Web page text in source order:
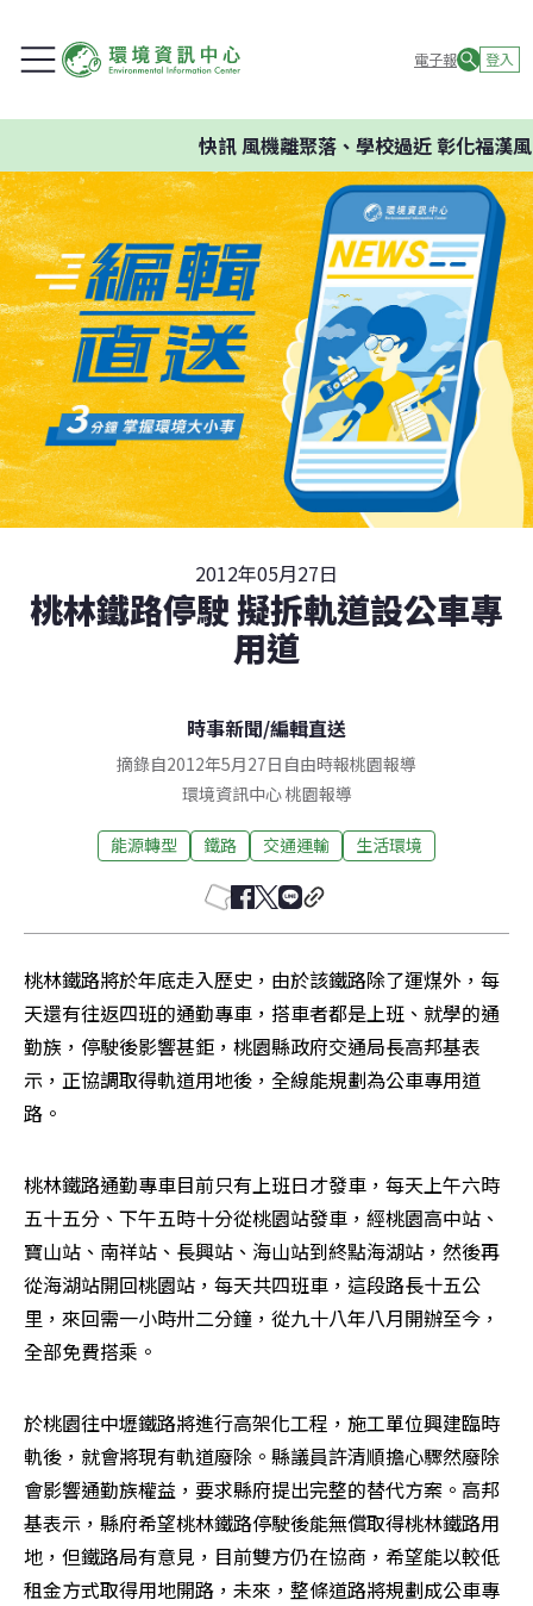
電子報 登入
快訊風機離聚落、學校過近 彰化福漢風
2012年05月27日
桃林鐵路停駛 擬拆軌道設公車專
用道
時事新聞/編輯直送
摘錄自2012年5月27日自由時報桃園報導
環境資訊中心桃園報導
能源轉型 鐵路 交通運輸 生活環境
桃林鐵路將於年底走入歷史，由於該鐵路除了運煤外，每
天還有往返四班的通勤專車，搭車者都是上班、就學的通
勤族，停駛後影響甚鉅，桃園縣政府交通局長高邦基表
示，正協調取得軌道用地後，全線能規劃為公車專用道
路。
桃林鐵路通勤專車目前只有上班日才發車，每天上午六時
五十五分、下午五時十分從桃園站發車，經桃園高中站、
寶山站、南祥站、長興站、海山站到終點海湖站，然後再
從海湖站開回桃園站，每天共四班車，這段路長十五公
里，來回需一小時卅二分鐘，從九十八年八月開辦至今，
全部免費搭乘。
於桃園往中壢鐵路將進行高架化工程，施工單位興建臨時
軌後，就會將現有軌道廢除。縣議員許清順擔心驟然廢除
會影響通勤族權益，要求縣府提出完整的替代方案。高邦
基表示，縣府希望桃林鐵路停駛後能無償取得桃林鐵路用
地，但鐵路局有意見，目前雙方仍在協商，希望能以較低
租金方式取得用地開路，未來，整條道路將規劃成公車專